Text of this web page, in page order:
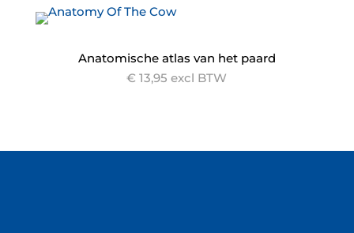
Anatomische atlas van het paard
€ 13,95 excl BTW